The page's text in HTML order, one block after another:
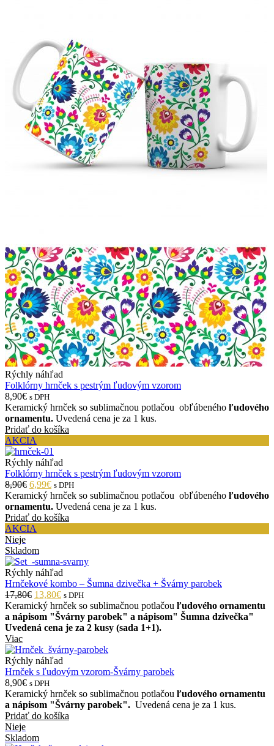
Rýchly náhľad
Folklórny hrnček s pestrým ľudovým vzorom
8,90€ s DPH
Keramický hrnček so sublimačnou potlačou obľúbeného ľudového
ornamentu. Uvedená cena je za 1 kus.
Pridať do košíka
AKCIA
Rýchly náhľad
Folklórny hrnček s pestrým ľudovým vzorom
8,90€ 6,99€ s DPH
Keramický hrnček so sublimačnou potlačou obľúbeného ľudového
ornamentu. Uvedená cena je za 1 kus.
Pridať do košíka
AKCIA
Nieje
Skladom
Rýchly náhľad
Hrnčekové kombo – Šumna dzivečka + Švárny parobek
17,80€ 13,80€ s DPH
Keramický hrnček so sublimačnou potlačou ľudového ornamentu
a nápisom "Švárny parobek" a nápisom" Šumna dzivečka"
Uvedená cena je za 2 kusy (sada 1+1).
Viac
Rýchly náhľad
Hrnček s ľudovým vzorom-Švárny parobek
8,90€ s DPH
Keramický hrnček so sublimačnou potlačou ľudového ornamentu
a nápisom "Švárny parobek". Uvedená cena je za 1 kus.
Pridať do košíka
Nieje
Skladom